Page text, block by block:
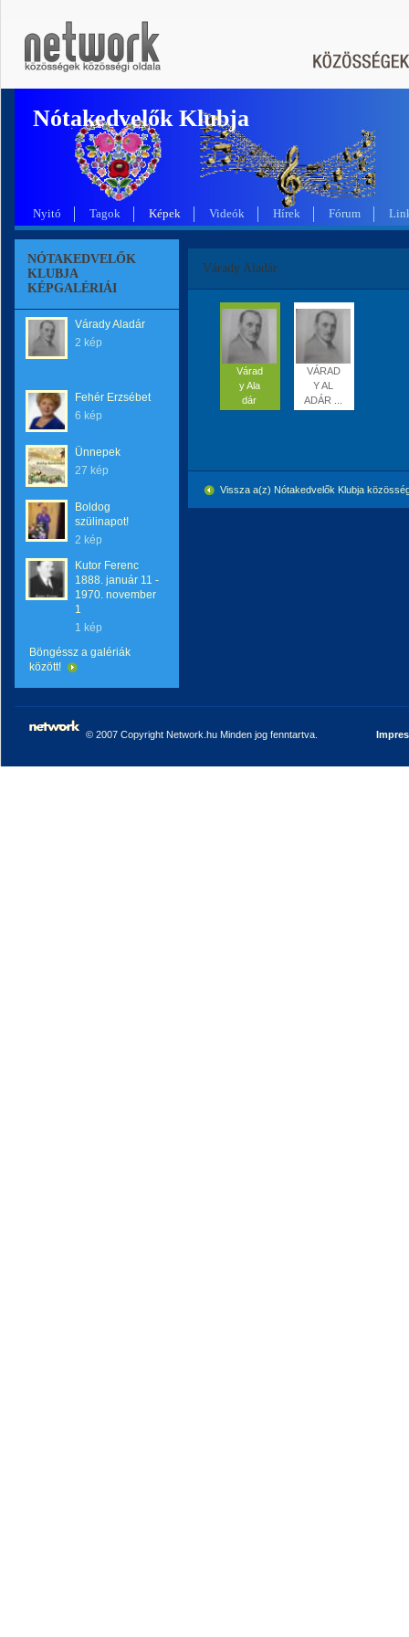
Nótakedvelők Klubja
Nyitó Tagok Képek Videók Hírek Fórum
NÓTAKEDVELŐK
KLUBJA
KÉPGALÉRIÁI
Várady Aladár
2 kép
Fehér Erzsébet
6 kép
Ünnepek
27 kép
Boldog
szülinapot!
2 kép
Kutor Ferenc
1888. január 11 -
1970. november
1
1 kép
Böngéssz a galériák
között!
Várady Aladár
Várad
y Ala
dár
VÁRAD
Y AL
ADÁR ...
Vissza a(z) Nótakedvelők Klubja
© 2007 Copyright Network.hu Minden jog fenntartva.